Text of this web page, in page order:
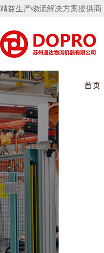
精益生产物流解决方案提供商
首页
葫芦娃下载最污架
盘 保险杠料架
冲压件料架
仪表盘料架
消声器料架
车
料架
桶水箱支架
行业
行业